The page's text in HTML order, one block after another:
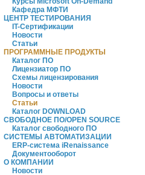
Кафедра МФТИ
ЦЕНТР ТЕСТИРОВАНИЯ
IT-Сертификации
Новости
Статьи
ПРОГРАММНЫЕ ПРОДУКТЫ
Каталог ПО
Лицензиатор ПО
Схемы лицензирования
Новости
Вопросы и ответы
Статьи
Каталог DOWNLOAD
СВОБОДНОЕ ПО/OPEN SOURCE
Каталог свободного ПО
СИСТЕМЫ АВТОМАТИЗАЦИИ
ERP-система iRenaissance
Документооборот
О КОМПАНИИ
Новости